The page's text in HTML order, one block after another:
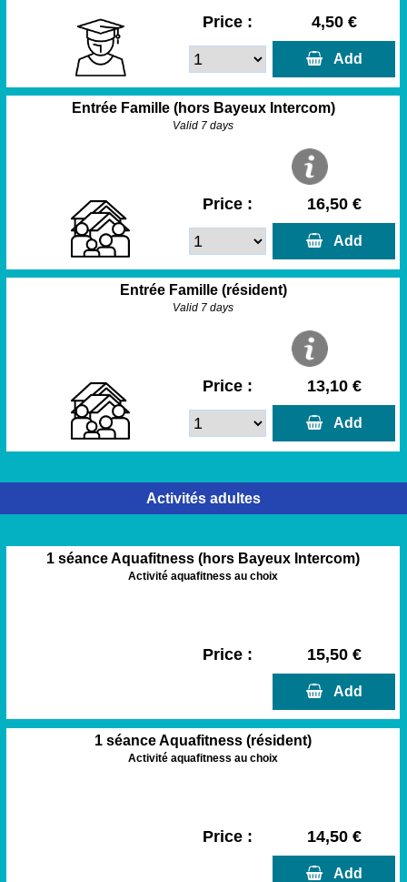
Price : 4,50 €
Add
Entrée Famille (hors Bayeux Intercom)
Valid 7 days
Price : 16,50 €
Add
Entrée Famille (résident)
Valid 7 days
Price : 13,10 €
Add
Activités adultes
1 séance Aquafitness (hors Bayeux Intercom)
Activité aquafitness au choix
Price : 15,50 €
Add
1 séance Aquafitness (résident)
Activité aquafitness au choix
Price : 14,50 €
Add